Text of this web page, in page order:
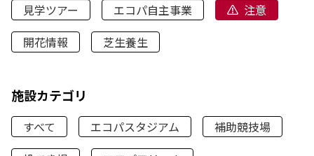
見学ツアー
エコパ自主事業
注意
開花情報
芝生養生
施設カテゴリ
すべて エコパスタジアム
補助競技場